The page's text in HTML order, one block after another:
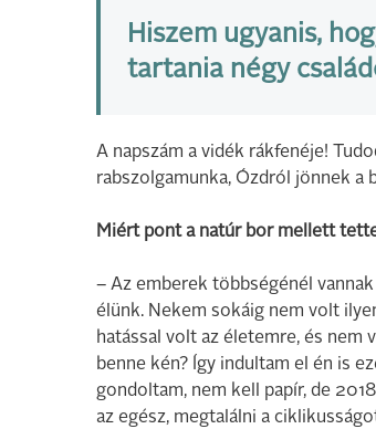
Hiszem ugyanis,
tartania négy
A napszám a vidék rákfenéje!
rabszolgamunka, Ózdról jönnek
Miért pont a natúr bor mellett
– Az emberek többségénél
élünk. Nekem sokáig nem volt
hatással volt az életemre, és nem
benne kén? Így indultam el én is
gondoltam, nem kell papír, de
az egész, megtalálni a